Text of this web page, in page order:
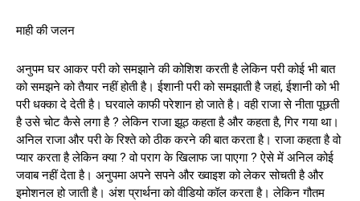
माही की जलन
अनुपम घर आकर परी को समझाने की कोशिश करती है लेकिन परी कोई भी बात
को समझने को तैयार नहीं होती है। ईशानी परी को समझाती है जहां, ईशानी को भी
परी धक्का दे देती है। घरवाले काफी परेशान हो जाते है। वही राजा से नीता पूछती
है उसे चोट कैसे लगा है ? लेकिन राजा झूठ कहता है और कहता है, गिर गया था।
अनिल राजा और परी के रिश्ते को ठीक करने की बात करता है। राजा कहता है वो
प्यार करता है लेकिन क्या ? वो पराग के खिलाफ जा पाएगा ? ऐसे में अनिल कोई
जवाब नहीं देता है। अनुपमा अपने सपने और ख्वाइश को लेकर सोचती है और
इमोशनल हो जाती है। अंश प्रार्थना को वीडियो कॉल करता है। लेकिन गौतम